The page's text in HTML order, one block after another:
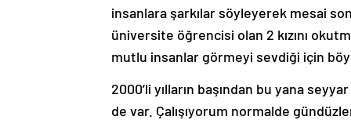
insanlara şarkılar söyleyerek mesai
üniversite öğrencisi olan 2 kızını
mutlu insanlar görmeyi sevdiği için
2000’li yılların başından bu yana
de var. Çalışıyorum normalde